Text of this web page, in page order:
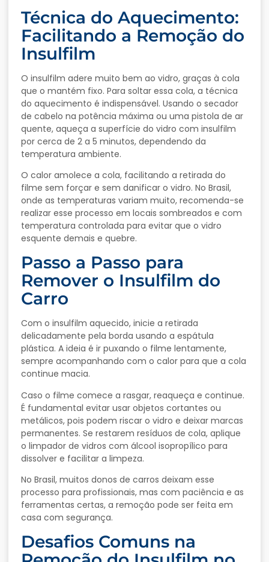
Técnica do Aquecimento:
Facilitando a Remoção do
Insulfilm
O insulfilm adere muito bem ao vidro, graças à cola
que o mantém fixo. Para soltar essa cola, a técnica
do aquecimento é indispensável. Usando o secador
de cabelo na potência máxima ou uma pistola de ar
quente, aqueça a superfície do vidro com insulfilm
por cerca de 2 a 5 minutos, dependendo da
temperatura ambiente.
O calor amolece a cola, facilitando a retirada do
filme sem forçar e sem danificar o vidro. No Brasil,
onde as temperaturas variam muito, recomenda-se
realizar esse processo em locais sombreados e com
temperatura controlada para evitar que o vidro
esquente demais e quebre.
Passo a Passo para
Remover o Insulfilm do
Carro
Com o insulfilm aquecido, inicie a retirada
delicadamente pela borda usando a espátula
plástica. A ideia é ir puxando o filme lentamente,
sempre acompanhando com o calor para que a cola
continue macia.
Caso o filme comece a rasgar, reaqueça e continue.
É fundamental evitar usar objetos cortantes ou
metálicos, pois podem riscar o vidro e deixar marcas
permanentes. Se restarem resíduos de cola, aplique
o limpador de vidros com álcool isopropílico para
dissolver e facilitar a limpeza.
No Brasil, muitos donos de carros deixam esse
processo para profissionais, mas com paciência e as
ferramentas certas, a remoção pode ser feita em
casa com segurança.
Desafios Comuns na